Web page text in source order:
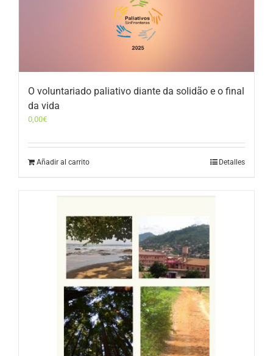
O voluntariado paliativo diante da solidão e o final
da vida
0,00€
Añadir al carrito Detalles